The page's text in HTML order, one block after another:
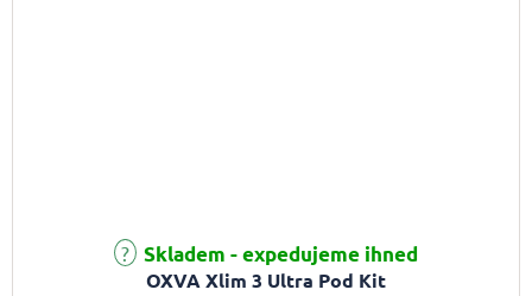
OXVA Xlim 3 Ultra Pod Kit
Průměrné hodnocení produktu je 5,0 z 5 hvězdiček.
Skladem - expedujeme ihned